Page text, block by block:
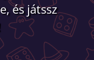
és játssz